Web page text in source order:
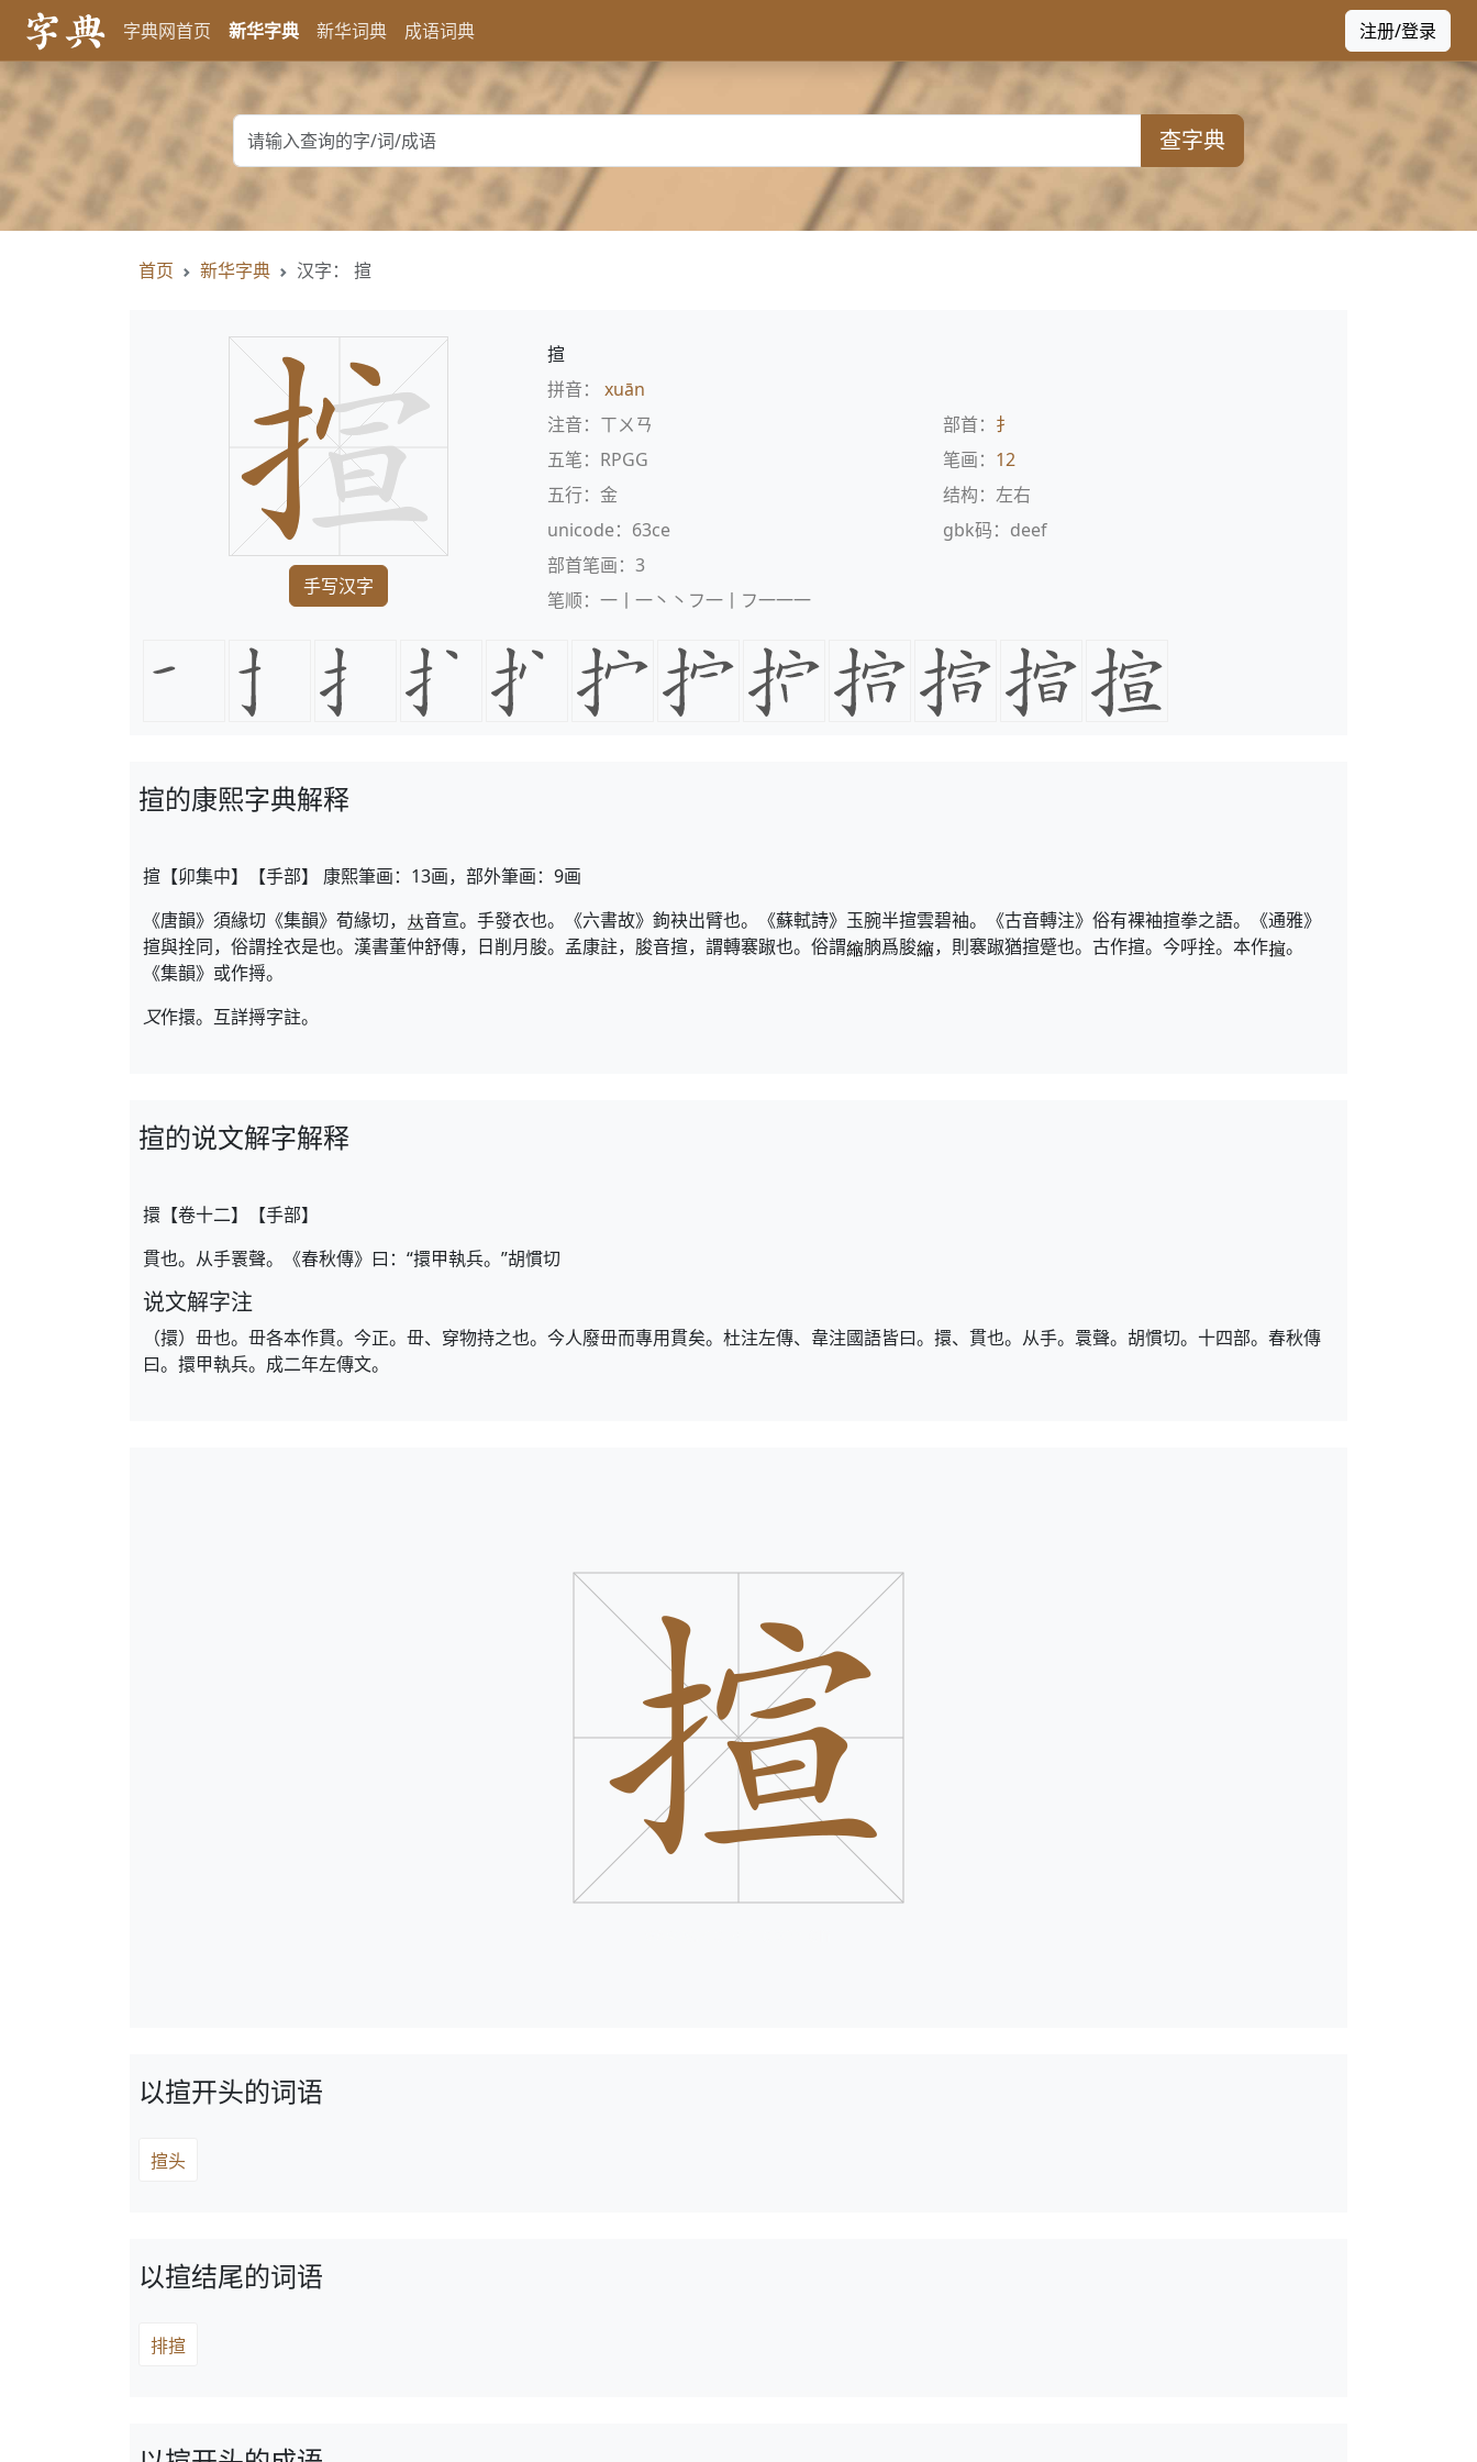
字典网首页 新华字典 新华词典 成语词典 注册/登录
查字典
首页 新华字典 汉字： 揎
手写汉字
揎
拼音： xuān
注音：ㄒㄨㄢ
部首： 扌
五笔：RPGG
笔画： 12
五行：金
结构：左右
unicode：63ce
gbk码：deef
部首笔画：3
笔顺：一丨一丶丶フ一丨フ一一一
揎的康熙字典解释
揎【卯集中】【手部】 康熙筆画：13画，部外筆画：9画
《唐韻》須緣切《集韻》荀緣切，
音宣。手發衣也。《六書故》鉤袂出臂也。《蘇軾詩》玉腕半揎雲碧袖。《古音轉注》俗有裸袖揎拳之語。《通雅》
揎與拴同，俗謂拴衣是也。漢書董仲舒傳，日削月朘。孟康註，朘音揎，謂轉褰踧也。俗謂
朒爲朘 ，則褰踧猶揎蹙也。古作揎。今呼拴。本作
。
《集韻》或作㩊。
又作擐。互詳㩊字註。
揎的说文解字解释
擐【卷十二】【手部】
貫也。从手瞏聲。《春秋傳》曰：“擐甲執兵。”胡慣切
说文解字注
（擐）毌也。毌各本作貫。今正。毌、穿物持之也。今人廢毌而專用貫矣。杜注左傳、韋注國語皆曰。擐、貫也。从手。睘聲。胡慣切。十四部。春秋傳
曰。擐甲執兵。成二年左傳文。
以揎开头的词语
揎头
以揎结尾的词语
排揎